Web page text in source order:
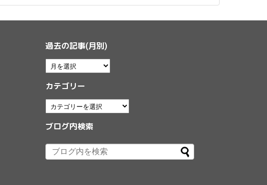
過去の記事(月別)
カテゴリー
ブログ内検索